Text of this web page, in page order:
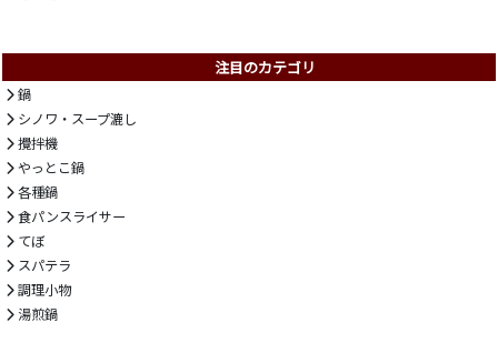
注目のカテゴリ
鍋
シノワ・スープ漉し
攪拌機
やっとこ鍋
各種鍋
食パンスライサー
てぼ
スパテラ
調理小物
湯煎鍋